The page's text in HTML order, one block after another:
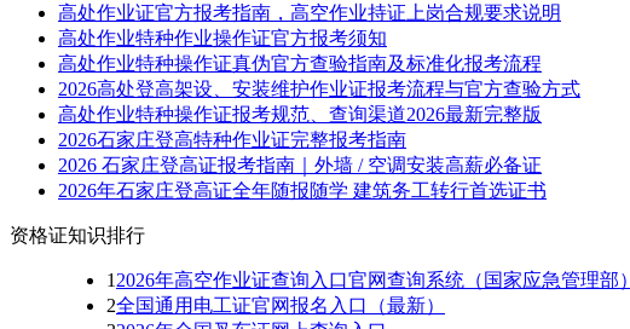
高处作业证官方报考指南，高空作业持证上岗合规要求说明
高处作业特种作业操作证官方报考须知
高处作业特种操作证真伪官方查验指南及标准化报考流程
2026高处登高架设、安装维护作业证报考流程与官方查验方式
高处作业特种操作证报考规范、查询渠道2026最新完整版
2026石家庄登高特种作业证完整报考指南
2026 石家庄登高证报考指南｜外墙 / 空调安装高薪必备证
2026年石家庄登高证全年随报随学 建筑务工转行首选证书
资格证知识排行
1 2026年高空作业证查询入口官网查询系统（国家应急管理部）
2全国通用电工证官网报名入口（最新）